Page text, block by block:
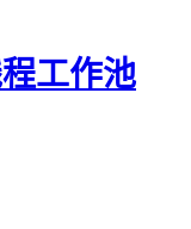
工作池